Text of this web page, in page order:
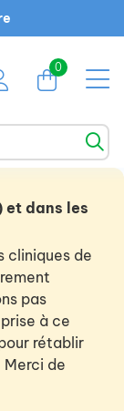
0
et dans les
cliniques de
pas
à ce
rétablir
Merci de